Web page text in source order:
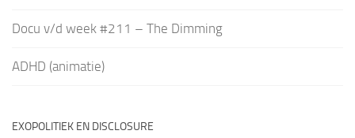
Docu v/d week #211 – The Dimming
ADHD (animatie)
EXOPOLITIEK EN DISCLOSURE